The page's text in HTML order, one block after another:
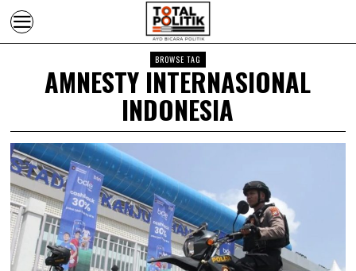
BROWSE TAG
AMNESTY INTERNASIONAL
INDONESIA